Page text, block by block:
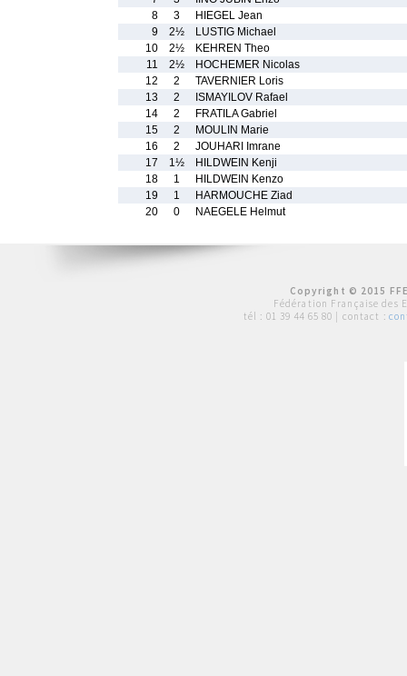
8
3
HIEGEL Jean
9
2½
LUSTIG Michael
10
2½
KEHREN Theo
11
2½
HOCHEMER Nicolas
12
2
TAVERNIER Loris
13
2
ISMAYILOV Rafael
14
2
FRATILA Gabriel
15
2
MOULIN Marie
16
2
JOUHARI Imrane
17
1½
HILDWEIN Kenji
18
1
HILDWEIN Kenzo
19
1
HARMOUCHE Ziad
20
0 NAEGELE Helmut
Copyright © 2015
Fédération Française des
tél : 01 39 44 65 80 | contact :